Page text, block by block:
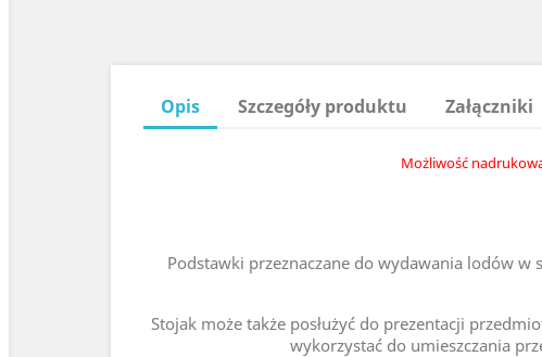
Opis Szczegóły produktu Załączniki
Możliwość
Podstawki przeznaczane do wydawania lodów w
Stojak może także posłużyć do prezentacji
wykorzystać do umieszczania